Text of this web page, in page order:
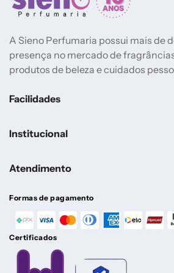
A Sieno Perfumaria possui mais de
presença no mercado de
produtos de beleza e cuidados
Facilidades
Marcas
Perfumes Masculinos
Perfumes Árabes
Institucional
Pagamento e Cancelamento
Entrega
Política de reembolso
Política de frete
Atendimento
Atendimento
(24) 98822-5399
De Segunda a Sexta, das 09h às
Formas de pagamento
Certificados